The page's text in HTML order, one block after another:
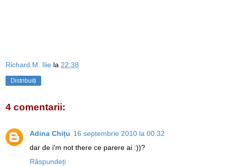
Richard M. Ilie la 22:38
Distribuiți
4 comentarii:
Adina Chițu 16 septembrie 2010 la 00:32
dar de i'm not there ce parere ai :))?
Răspundeți